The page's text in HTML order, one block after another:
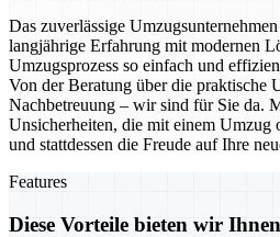
Das zuverlässige
langjährige Erfahrung mit modernen
Umzugsprozess so einfach und
Von der Beratung über die praktische
Nachbetreuung – wir sind für Sie da.
Unsicherheiten, die mit einem Umzug
und stattdessen die Freude auf Ihre
Features
Diese Vorteile bieten wir Ihnen